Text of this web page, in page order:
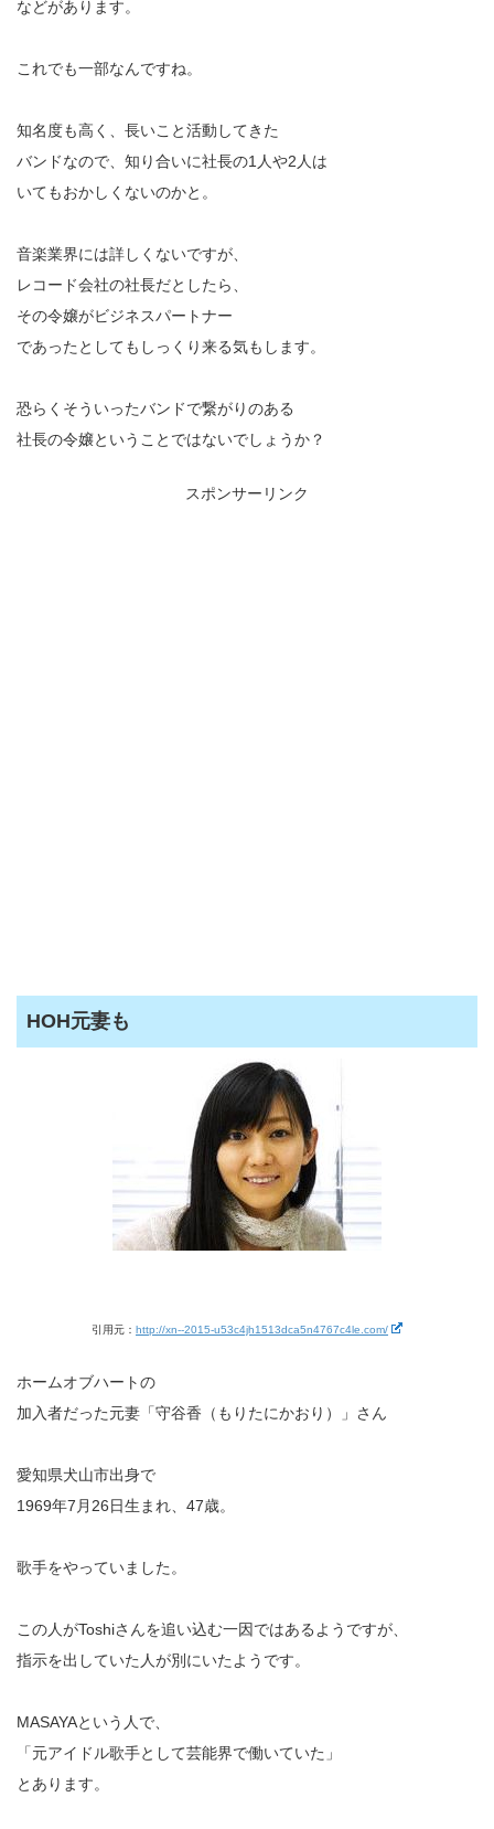
などがあります。
これでも一部なんですね。
知名度も高く、長いこと活動してきた
バンドなので、知り合いに社長の1人や2人は
いてもおかしくないのかと。
音楽業界には詳しくないですが、
レコード会社の社長だとしたら、
その令嬢がビジネスパートナー
であったとしてもしっくり来る気もします。
恐らくそういったバンドで繋がりのある
社長の令嬢ということではないでしょうか？
スポンサーリンク
HOH元妻も
引用元： http://xn--2015-u53c4jh1513dca5n4767c4le.com/
ホームオブハートの
加入者だった元妻「守谷香（もりたにかおり）」さん
愛知県犬山市出身で
1969年7月26日生まれ、47歳。
歌手をやっていました。
この人がToshiさんを追い込む一因ではあるようですが、
指示を出していた人が別にいたようです。
MASAYAという人で、
「元アイドル歌手として芸能界で働いていた」
とあります。